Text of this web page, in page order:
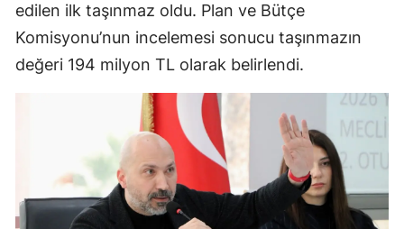
edilen ilk taşınmaz oldu. Plan ve Bütçe
Komisyonu’nun incelemesi sonucu taşınmazın
değeri 194 milyon TL olarak belirlendi.